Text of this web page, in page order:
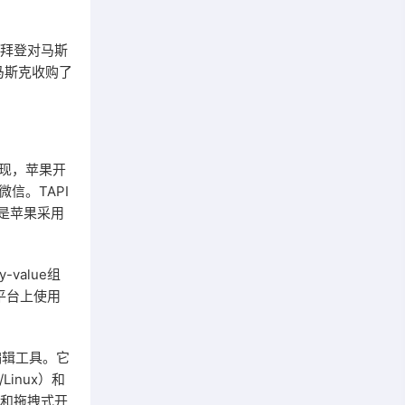
登对马斯
克收购了
，苹果开
信。TAPI
苹果采用
value组
台上使用
工具。它
）和
拖拽式开